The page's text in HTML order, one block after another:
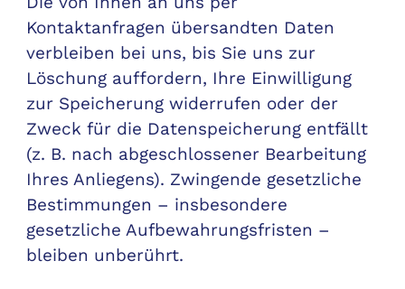
Kontaktanfragen übersandten Daten
verbleiben bei uns, bis Sie uns zur
Löschung auffordern, Ihre Einwilligung
zur Speicherung widerrufen oder der
Zweck für die Datenspeicherung entfällt
(z. B. nach abgeschlossener Bearbeitung
Ihres Anliegens). Zwingende gesetzliche
Bestimmungen – insbesondere
gesetzliche Aufbewahrungsfristen –
bleiben unberührt.